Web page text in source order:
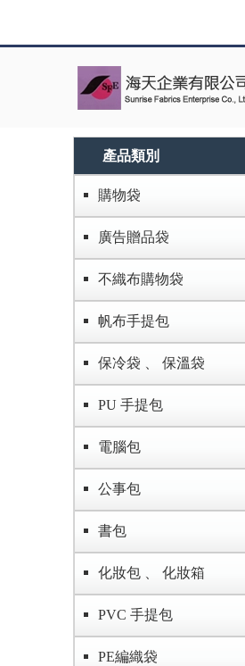
產品類別
購物袋
廣告贈品袋
不織布購物袋
帆布手提包
保冷袋 、 保溫袋
PU 手提包
電腦包
公事包
書包
化妝包 、 化妝箱
PVC 手提包
PE編織袋